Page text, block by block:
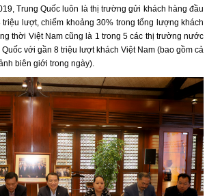
Trung Quốc luôn là thị trường gửi khách hàng đầu
lượt, chiếm khoảng 30% trong tổng lượng khách
thời Việt Nam cũng là 1 trong 5 các thị trường nước
với gần 8 triệu lượt khách Việt Nam (bao gồm cả
biên giới trong ngày).